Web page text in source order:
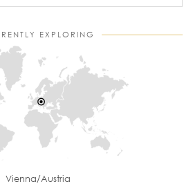
EXPLORING
Vienna/Austria